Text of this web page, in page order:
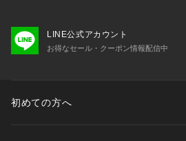
LINE公式アカウント
お得なセール・クーポン情報配信中
初めての方へ